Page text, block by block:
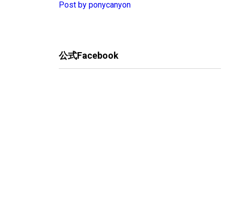
Post by ponycanyon
公式Facebook